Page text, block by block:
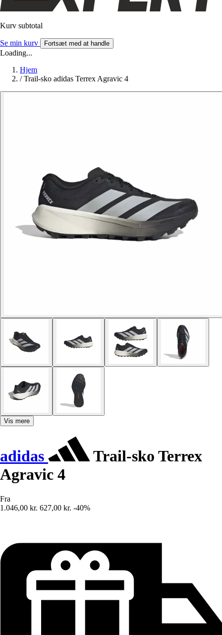
Kurv subtotal
Se min kurv Fortsæt med at handle
Loading...
Hjem
/ Trail-sko adidas Terrex Agravic 4
Vis mere
adidas
Trail-sko Terrex
Agravic 4
Fra
1.046,00 kr. 627,00 kr. -40%